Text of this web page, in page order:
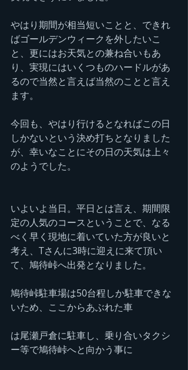
やはり期間が相当短いことと、できれ
ばゴールデンウィークを外したいこ
と、更にはお天気との兼ね合いもあ
り、実現にはいくつものハードルがあ
るので当然と言えば当然のことと言え
ます。
今回も、やはり行けるとなればこの日
しかないという決め打ちとなりました
が、幸いなことにその日の天気は上々
のようでした。
いよいよ当日。平日とは言え、期間限
定の人気のコースということで、なる
べく早く現地に着いていた方が良いと
考え、Tさんに3時に迎えに来て頂い
て、鳩待峠へ出発となりました。
鳩待峠駐車場は50台程しか駐車できな
いため、ここからあぶれた車
は尾瀬戸倉に駐車し、乗り合いタクシ
ー等で鳩待峠へと向かう事に